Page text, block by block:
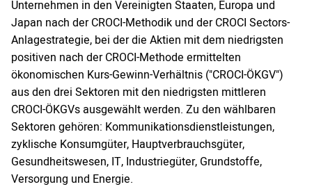
Unternehmen in den Vereinigten Staaten, Europa und
Japan nach der CROCI-Methodik und der CROCI Sectors-
Anlagestrategie, bei der die Aktien mit dem niedrigsten
positiven nach der CROCI-Methode ermittelten
ökonomischen Kurs-Gewinn-Verhältnis ("CROCI-ÖKGV")
aus den drei Sektoren mit den niedrigsten mittleren
CROCI-ÖKGVs ausgewählt werden. Zu den wählbaren
Sektoren gehören: Kommunikationsdienstleistungen,
zyklische Konsumgüter, Hauptverbrauchsgüter,
Gesundheitswesen, IT, Industriegüter, Grundstoffe,
Versorgung und Energie.